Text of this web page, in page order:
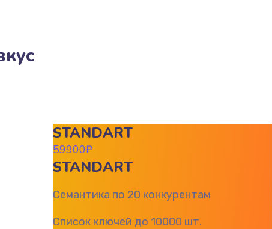
STANDART
59900₽
STANDART
Семантика по 20 конкурентам
Список ключей до 10000 шт.